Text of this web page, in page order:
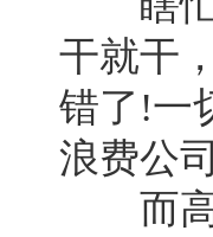
干就干
错了!一
浪费公
而高